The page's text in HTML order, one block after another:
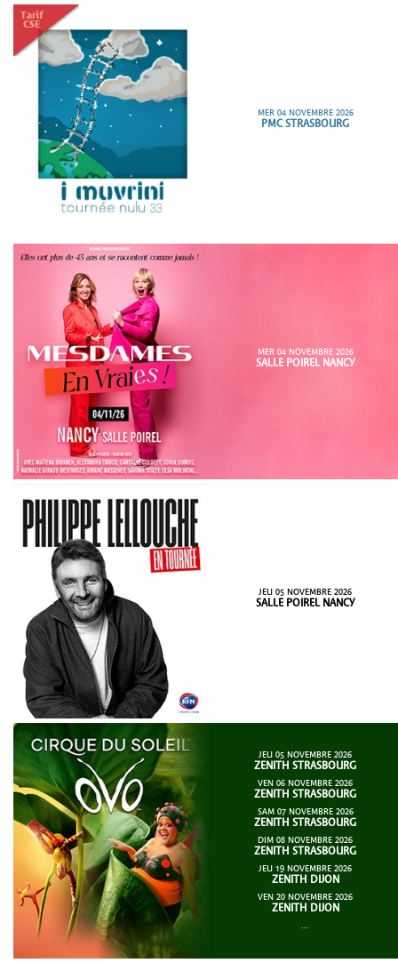
MER 04 NOVEMBRE 2026
PMC STRASBOURG
MER 04 NOVEMBRE 2026
SALLE POIREL NANCY
JEU 05 NOVEMBRE 2026
SALLE POIREL NANCY
JEU 05 NOVEMBRE 2026
ZENITH STRASBOURG
VEN 06 NOVEMBRE 2026
ZENITH STRASBOURG
SAM 07 NOVEMBRE 2026
ZENITH STRASBOURG
DIM 08 NOVEMBRE 2026
ZENITH STRASBOURG
JEU 19 NOVEMBRE 2026
ZENITH DIJON
VEN 20 NOVEMBRE 2026
ZENITH DIJON
...